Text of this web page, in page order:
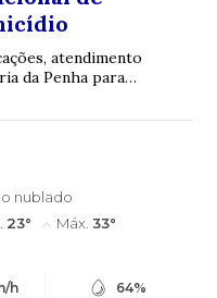
atendimento
da Penha para
nublado
23° Máx. 33°
h 64%